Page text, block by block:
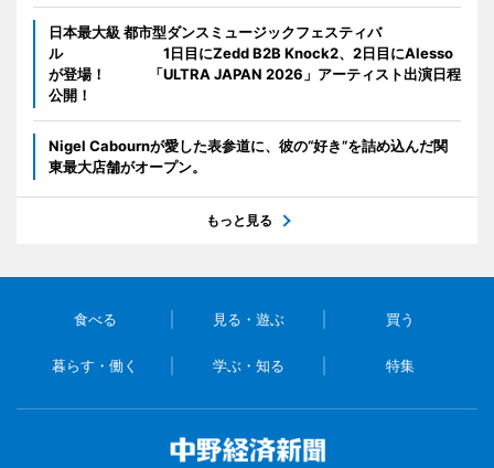
日本最大級 都市型ダンスミュージックフェスティバ
ル 1日目にZedd B2B Knock2、2日目にAlesso
が登場！ 「ULTRA JAPAN 2026」アーティスト出演日程
公開！
Nigel Cabournが愛した表参道に、彼の“好き”を詰め込んだ関
東最大店舗がオープン。
もっと見る
食べる 見る・遊ぶ 買う
暮らす・働く 学ぶ・知る 特集